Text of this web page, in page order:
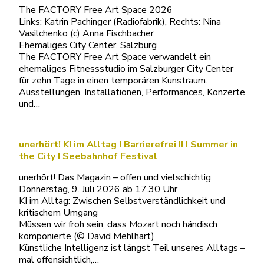
The FACTORY Free Art Space 2026
Links: Katrin Pachinger (Radiofabrik), Rechts: Nina
Vasilchenko (c) Anna Fischbacher
Ehemaliges City Center, Salzburg
The FACTORY Free Art Space verwandelt ein
ehemaliges Fitnessstudio im Salzburger City Center
für zehn Tage in einen temporären Kunstraum.
Ausstellungen, Installationen, Performances, Konzerte
und…
unerhört! KI im Alltag I Barrierefrei II I Summer in
the City I Seebahnhof Festival
unerhört! Das Magazin – offen und vielschichtig
Donnerstag, 9. Juli 2026 ab 17.30 Uhr
KI im Alltag: Zwischen Selbstverständlichkeit und
kritischem Umgang
Müssen wir froh sein, dass Mozart noch händisch
komponierte (© David Mehlhart)
Künstliche Intelligenz ist längst Teil unseres Alltags –
mal offensichtlich,…